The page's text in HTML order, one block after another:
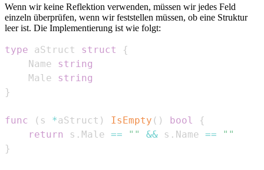
Wenn wir keine Reflektion verwenden, müssen wir jedes Feld
einzeln überprüfen, wenn wir feststellen müssen, ob eine Struktur
leer ist. Die Implementierung ist wie folgt:
type aStruct struct
{
    Name
string
    Male
string
}
func ( s *aStruct ) IsEmpty ( ) bool
{
return
s . Male == "" && s . Name ==
""
}